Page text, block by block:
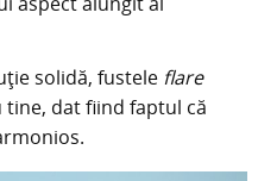
solidă, fusteleflare
dat fiind faptul că